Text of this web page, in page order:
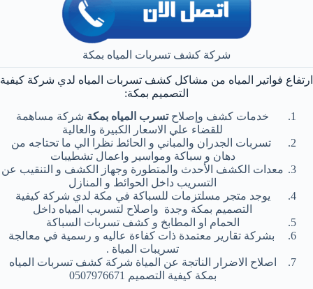
شركة كشف تسربات المياه بمكة
ارتفاع فواتير المياه من مشاكل كشف تسربات المياه لدي شركة كيفية
التصميم بمكة:
خدمات كشف وإصلاح تسرب المياه بمكة شركة مساهمة
للقضاء علي الاسعار الكبيرة والعالية
تسربات الجدران والمباني و الحائط نظرا الي ما تحتاجه من
دهان و سباكة ومواسير واعمال تشطيبات
معدات الكشف الأحدث والمتطورة وجهاز الكشف و التنقيب عن
التسريب داخل الحوائط و المنازل
يوجد متجر مسلتزمات للسباكة في مكة لدي شركة كيفية
التصميم بمكة وجدة واصلاح لتسريب المياه داخل
الحمام او المطابخ و كشف تسربات السباكة
بشركة تقارير معتمدة ذات كفاءة عاليه و رسمية في معالجة
تسريبات المياة .
اصلاح الاضرار الناتجة عن المياة شركة كشف تسربات المياه
بمكة كيفية التصميم 0507976671